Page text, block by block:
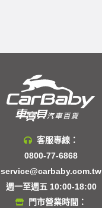
客服專線：
0800-77-6868
service@carbaby.com.tw
週一至週五 10:00-18:00
門市營業時間：